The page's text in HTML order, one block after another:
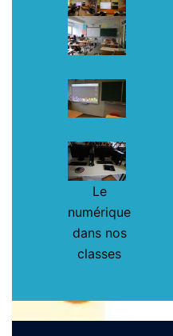
Le
numérique
dans nos
classes